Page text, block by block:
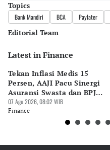
Topics
Bank Mandiri BCA Paylater
Editorial Team
Editor
Editor
Suheriadi .
Latest in Finance
Tekan Inflasi Medis 15
Persen, AAJI Pacu Sinergi
Asuransi Swasta dan BPJS
Kesehatan
07 Agu 2026, 08:02 WIB
Finance